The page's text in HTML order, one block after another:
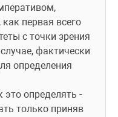
первая всего
с точки зрения
фактически
определения
определять -
только приняв